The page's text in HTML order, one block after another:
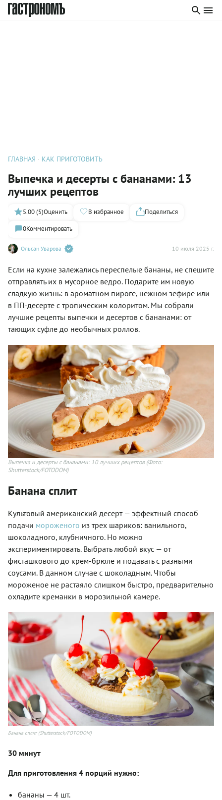
ГЛАВНАЯ КАК ПРИГОТОВИТЬ
Выпечка и десерты с бананами: 13
лучших рецептов
Ольсан Уварова 10 июля 2025 г.
5.00 (5)Оценить В избранное
Поделиться
0Комментировать
Если на кухне залежались переспелые бананы, не спешите
отправлять их в мусорное ведро. Подарите им новую
сладкую жизнь: в ароматном пироге, нежном зефире или
в ПП-десерте с тропическим колоритом. Мы собрали
лучшие рецепты выпечки и десертов с бананами: от
тающих суфле до необычных роллов.
Выпечка и десерты с бананами: 10 лучших рецептов (Фото:
Shutterstock/FOTODOM)
Банана сплит
Культовый американский десерт — эффектный способ
подачи мороженого из трех шариков: ванильного,
шоколадного, клубничного. Но можно
экспериментировать. Выбрать любой вкус — от
фисташкового до крем-брюле и подавать с разными
соусами. В данном случае с шоколадным. Чтобы
мороженое не растаяло слишком быстро, предварительно
охладите креманки в морозильной камере.
Банана сплит (Shutterstock/FOTODOM)
30 минут
Для приготовления 4 порций нужно:
бананы — 4 шт.